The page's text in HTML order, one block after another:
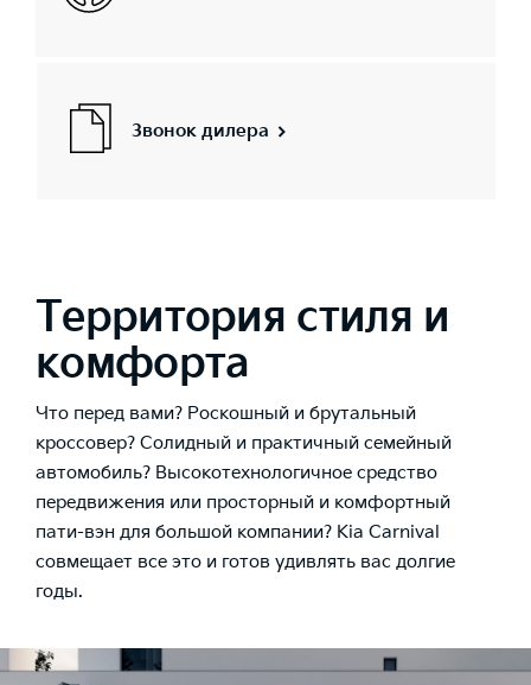
Звонок дилера
Территория стиля и
комфорта
Что перед вами? Роскошный и брутальный
кроссовер? Солидный и практичный семейный
автомобиль? Высокотехнологичное средство
передвижения или просторный и комфортный
пати-вэн для большой компании? Kia Carnival
совмещает все это и готов удивлять вас долгие
годы.